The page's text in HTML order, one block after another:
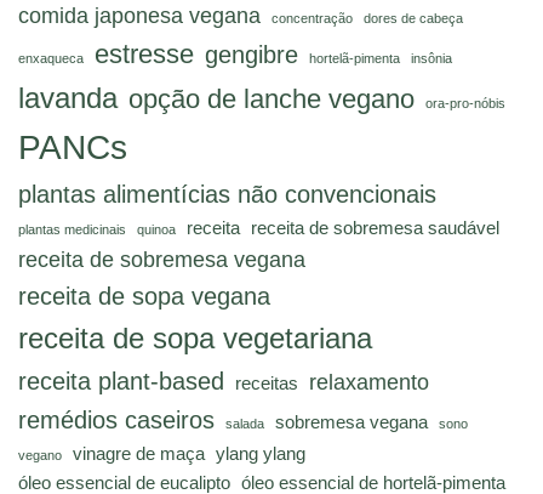
comida japonesa vegana
concentração dores de cabeça
enxaqueca estresse gengibre hortelã-pimenta insônia
lavanda opção de lanche vegano ora-pro-nóbis
PANCs
plantas alimentícias não convencionais
plantas medicinais quinoa receita receita de sobremesa saudável
receita de sobremesa vegana
receita de sopa vegana
receita de sopa vegetariana
receita plant-based receitas relaxamento
remédios caseiros salada sobremesa vegana sono
vegano vinagre de maça ylang ylang
óleo essencial de eucalipto óleo essencial de hortelã-pimenta